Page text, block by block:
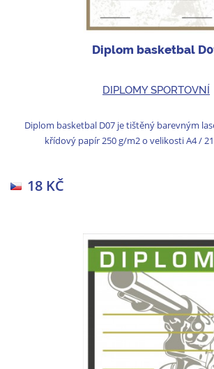
Diplom basketbal
DIPLOMY SPORTOVNÍ
Diplom basketbal D07 je tištěný barevným
křídový papír 250 g/m2 o velikosti A4 /
18 KČ